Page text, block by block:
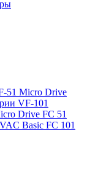
51 Micro Drive
VF-101
Drive FC 51
Basic FC 101